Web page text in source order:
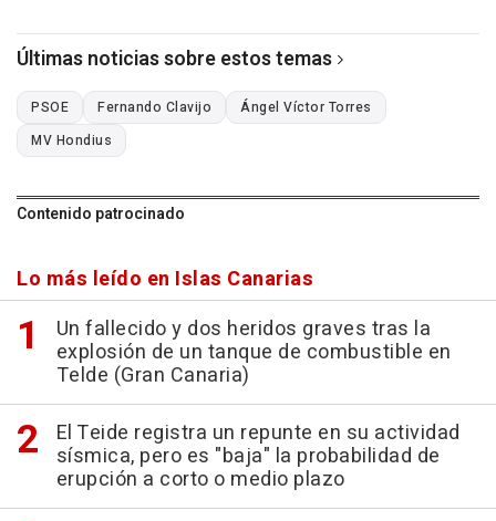
Últimas noticias sobre estos temas
PSOE Fernando Clavijo
Ángel Víctor Torres
MV Hondius
Contenido patrocinado
Lo más leído en Islas Canarias
Un fallecido y dos heridos graves tras la
explosión de un tanque de combustible en
Telde (Gran Canaria)
El Teide registra un repunte en su actividad
sísmica, pero es "baja" la probabilidad de
erupción a corto o medio plazo